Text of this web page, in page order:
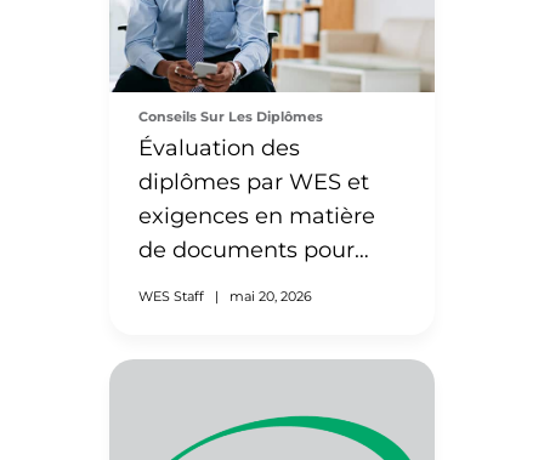
Conseils Sur Les Diplômes
Évaluation des
diplômes par WES et
exigences en matière
de documents pour
l’Inde
WES Staff | mai 20, 2026